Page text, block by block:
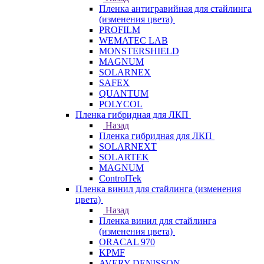
Пленка антигравийная для стайлинга
(изменения цвета)
PROFILM
WEMATEC LAB
MONSTERSHIELD
MAGNUM
SOLARNEX
SAFEX
QUANTUM
POLYCOL
Пленка гибридная для ЛКП
Назад
Пленка гибридная для ЛКП
SOLARNEXT
SOLARTEK
MAGNUM
ControlTek
Пленка винил для стайлинга (изменения
цвета)
Назад
Пленка винил для стайлинга
(изменения цвета)
ORACAL 970
KPMF